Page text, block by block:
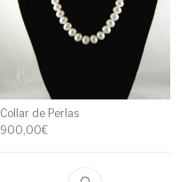
Collar de Perlas
900,00€